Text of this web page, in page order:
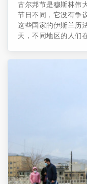
古尔邦节是穆斯林伟
节日不同，它没有争
这些国家的伊斯兰历
天，不同地区的人们
上帝赐给他们一只羊来替代
的传统习俗，在开斋
买新衣服等来准备庆祝开斋节。 仪式
祭的动物开始。 在
节祈祷之后，前往长